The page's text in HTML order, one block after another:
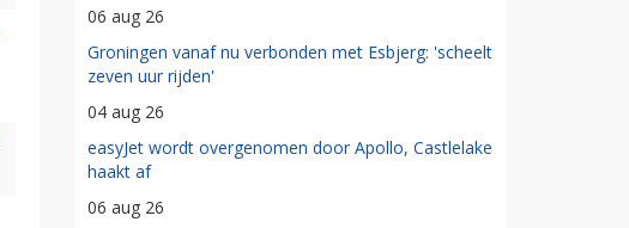
06 aug 26
Groningen vanaf nu verbonden met Esbjerg: 'scheelt
zeven uur rijden'
04 aug 26
easyJet wordt overgenomen door Apollo, Castlelake
haakt af
06 aug 26